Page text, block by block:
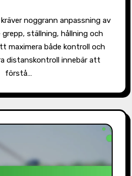
grepp, ställning, hållning och
maximera både kontroll och
distanskontroll innebär att
förstå…